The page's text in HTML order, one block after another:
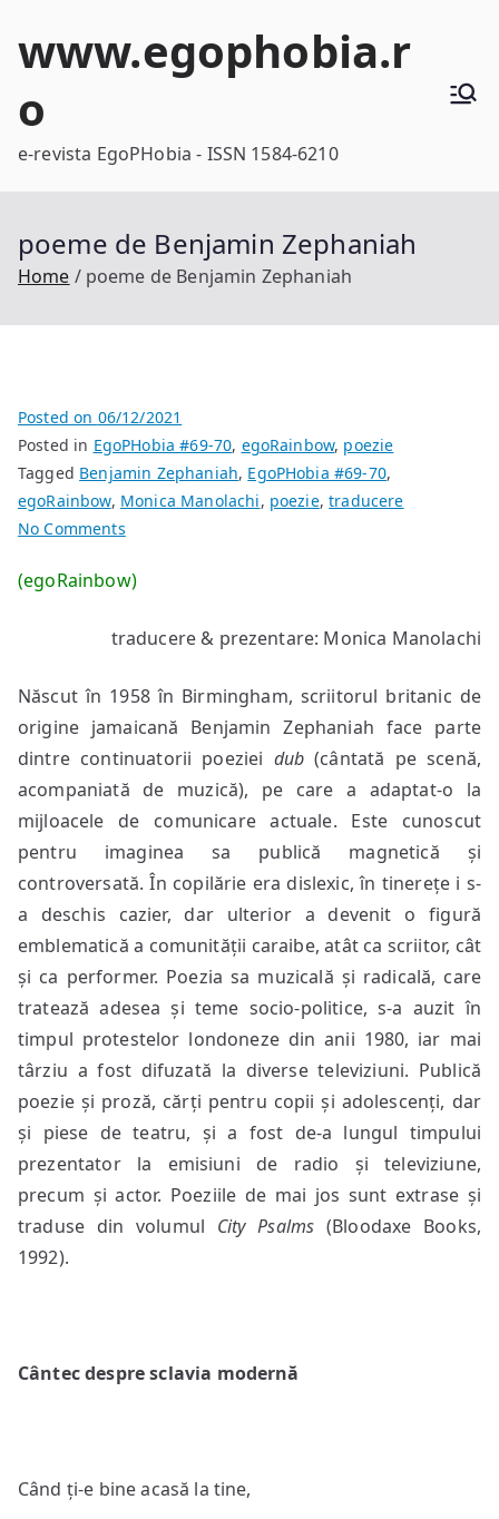
www.egophobia.r
o
e-revista EgoPHobia - ISSN 1584-6210
poeme de Benjamin Zephaniah
Home poeme de Benjamin Zephaniah
Posted on 06/12/2021
Posted in EgoPHobia #69-70, egoRainbow, poezie
Tagged Benjamin Zephaniah, EgoPHobia #69-70,
egoRainbow, Monica Manolachi, poezie,traducere
No Commentson
de
Zephaniah
(egoRainbow)
traducere & prezentare: Monica Manolachi
Născut în 1958 în Birmingham, scriitorul britanic de
origine jamaicană Benjamin Zephaniah face parte
dintre continuatorii poeziei dub (cântată pe scenă,
acompaniată de muzică), pe care a adaptat-o la
mijloacele de comunicare actuale. Este cunoscut
pentru imaginea sa publică magnetică și
controversată. În copilărie era dislexic, în tinerețe i s-
a deschis cazier, dar ulterior a devenit o figură
emblematică a comunității caraibe, atât ca scriitor, cât
și ca performer. Poezia sa muzicală și radicală, care
tratează adesea și teme socio-politice, s-a auzit în
timpul protestelor londoneze din anii 1980, iar mai
târziu a fost difuzată la diverse televiziuni. Publică
poezie și proză, cărți pentru copii și adolescenți, dar
și piese de teatru, și a fost de-a lungul timpului
prezentator la emisiuni de radio și televiziune,
precum și actor. Poeziile de mai jos sunt extrase și
traduse din volumul City Psalms (Bloodaxe Books,
1992).
Cântec despre sclavia modernă
Când ți-e bine acasă la tine,